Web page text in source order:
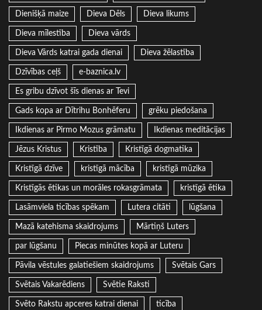
Dienišķā maize Dieva Dēls Dieva likums
Dieva mīlestība Dieva vārds
Dieva Vārds katrai gada dienai Dieva žēlastība
Dzīvības ceļš e-baznica.lv
Es gribu dzīvot šīs dienas ar Tevi
Gads kopa ar Dītrihu Bonhēferu grēku piedošana
Ikdienas ar Pirmo Mozus grāmatu Ikdienas meditācijas
Jēzus Kristus Kristība Kristīgā dogmatika
Kristīgā dzīve kristīgā mācība kristīgā mūzika
Kristīgās ētikas un morāles rokasgrāmata kristīgā ētika
Lasāmviela ticības spēkam Lutera citāti lūgšana
Mazā katehisma skaidrojums Mārtiņš Luters
par lūgšanu Piecas minūtes kopā ar Luteru
Pāvila vēstules galatiešiem skaidrojums Svētais Gars
Svētais Vakarēdiens Svētie Raksti
Svēto Rakstu apceres katrai dienai ticība